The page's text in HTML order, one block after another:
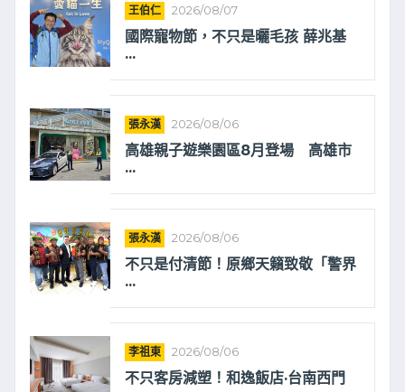
王伯仁 2026/08/07
國際寵物節，不只是曬毛孩 薛兆基
...
張永漢 2026/08/06
高雄親子遊樂園區8月登場 高雄市
...
張永漢 2026/08/06
不只是付清節！原鄉天籟致敬「警界
...
李祖東 2026/08/06
不只客房減塑！和逸飯店·台南西門